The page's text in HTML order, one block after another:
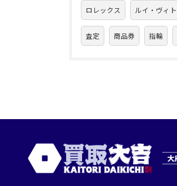
ロレックス ルイ・ヴィ
査定 商品券 指輪